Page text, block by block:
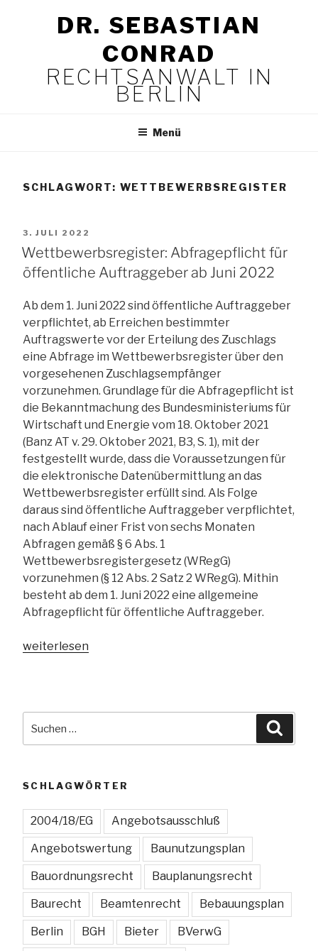
DR. SEBASTIAN
CONRAD
RECHTSANWALT IN
BERLIN
Menü
SCHLAGWORT: WETTBEWERBSREGISTER
VERÖFFENTLICHT
AM
3. JULI 2022
Wettbewerbsregister: Abfragepflicht für
öffentliche Auftraggeber ab Juni 2022
Ab dem 1. Juni 2022 sind öffentliche Auftraggeber
verpflichtet, ab Erreichen bestimmter
Auftragswerte vor der Erteilung des Zuschlags
eine Abfrage im Wettbewerbsregister über den
vorgesehenen Zuschlagsempfänger
vorzunehmen. Grundlage für die Abfragepflicht ist
die Bekanntmachung des Bundesministeriums für
Wirtschaft und Energie vom 18. Oktober 2021
(Banz AT v. 29. Oktober 2021, B3, S. 1), mit der
festgestellt wurde, dass die Voraussetzungen für
die elektronische Datenübermittlung an das
Wettbewerbsregister erfüllt sind. Als Folge
daraus sind öffentliche Auftraggeber verpflichtet,
nach Ablauf einer Frist von sechs Monaten
Abfragen gemäß § 6 Abs. 1
Wettbewerbsregistergesetz (WRegG)
vorzunehmen (§ 12 Abs. 2 Satz 2 WRegG). Mithin
besteht ab dem 1. Juni 2022 eine allgemeine
Abfragepflicht für öffentliche Auftraggeber.
„Wettbewerbsregister:
Auftraggeber
ab
Juni
weiterlesen
nach:
SCHLAGWÖRTER
2004/18/EG Angebotsausschluß
Angebotswertung Baunutzungsplan
Bauordnungsrecht Bauplanungsrecht
Baurecht Beamtenrecht Bebauungsplan
Berlin BGH Bieter BVerwG